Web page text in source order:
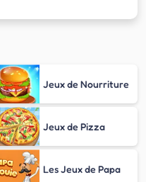
Jeux de Nourriture
Jeux de Pizza
Les Jeux de Papa